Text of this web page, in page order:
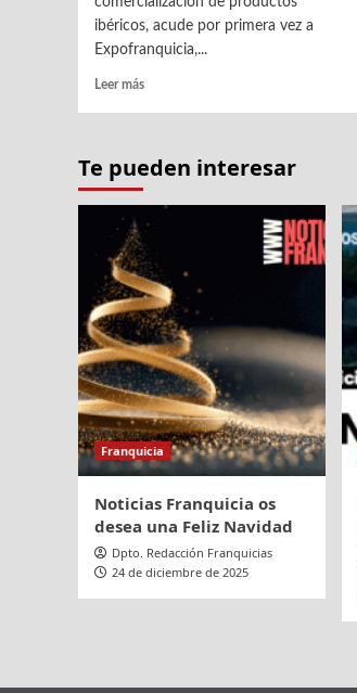
ibéricos, acude por primera vez a
Expofranquicia,...
Leer másLeer
Hacienda
asiste
por
vez
a
Expofranquicia
Te pueden interesar
Franquicia
Noticias Franquicia os
desea una Feliz Navidad
Dpto. Redacción Franquicias
24 de diciembre de 2025